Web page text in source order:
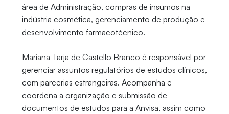
área de Administração, compras de insumos na
indústria cosmética, gerenciamento de produção e
desenvolvimento farmacotécnico.
Mariana Tarja de Castello Branco é responsável por
gerenciar assuntos regulatórios de estudos clínicos,
com parcerias estrangeiras. Acompanha e
coordena a organização e submissão de
documentos de estudos para a Anvisa, assim como